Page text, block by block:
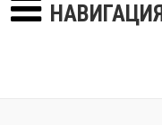
НАВИГАЦИЯ